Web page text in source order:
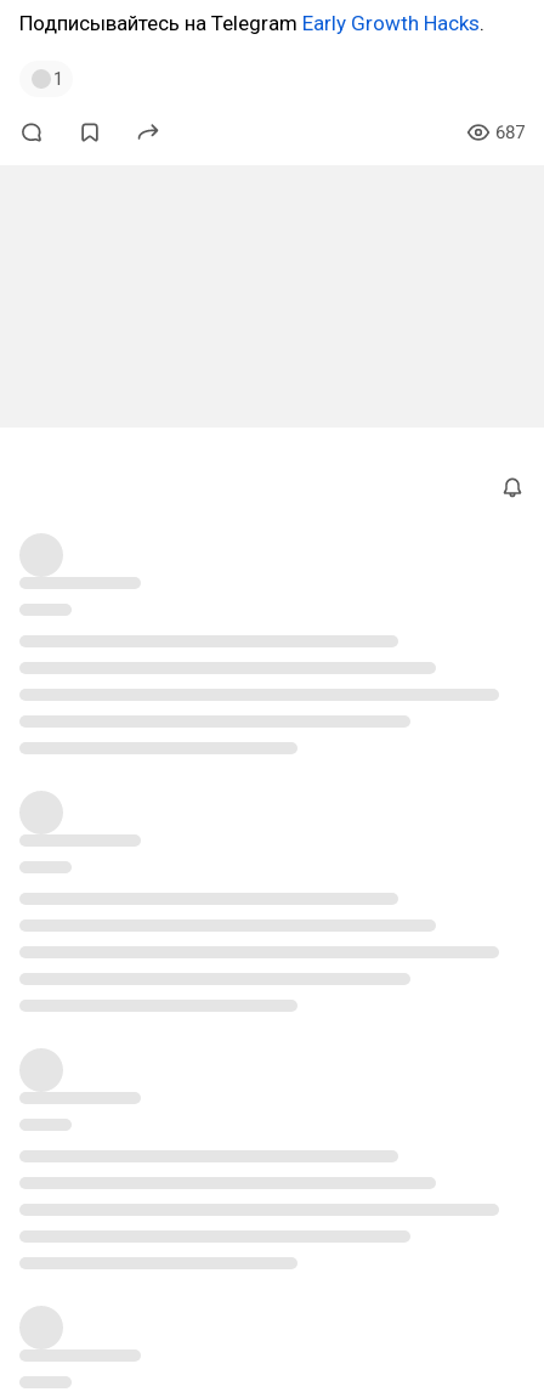
Подписывайтесь на Telegram Early Growth Hacks.
1
687